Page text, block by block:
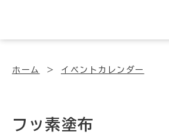
ホーム イベントカレンダー
フッ素塗布